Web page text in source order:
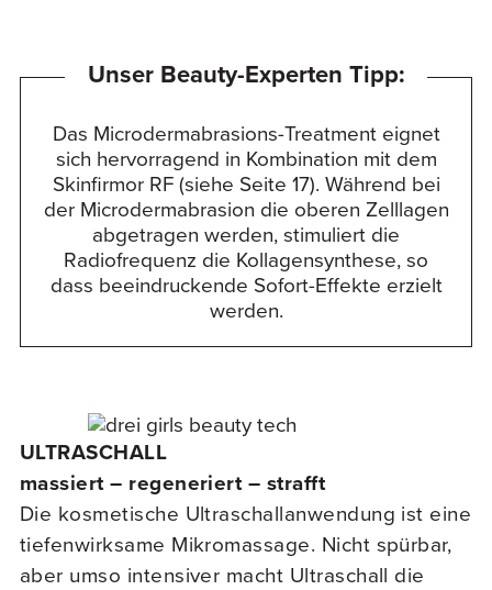
Unser Beauty-Experten Tipp:
Das Microdermabrasions-Treatment eignet
sich hervorragend in Kombination mit dem
Skinfirmor RF (siehe Seite 17). Während bei
der Microdermabrasion die oberen Zelllagen
abgetragen werden, stimuliert die
Radiofrequenz die Kollagensynthese, so
dass beeindruckende Sofort-Effekte erzielt
werden.
ULTRASCHALL
massiert – regeneriert – strafft
Die kosmetische Ultraschallanwendung ist eine
tiefenwirksame Mikromassage. Nicht spürbar,
aber umso intensiver macht Ultraschall die